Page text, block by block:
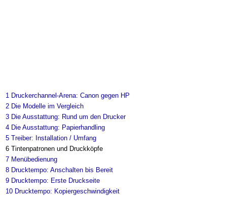
1 Druckerchannel-Arena: Canon gegen HP
2 Die Modelle im Vergleich
3 Die Ausstattung: Rund um den Drucker
4 Die Ausstattung: Papierhandling
5 Treiber: Installation / Umfang
6 Tintenpatronen und Druckköpfe
7 Menübedienung
8 Drucktempo: Anschalten bis Bereit
9 Drucktempo: Erste Druckseite
10 Drucktempo: Kopiergeschwindigkeit